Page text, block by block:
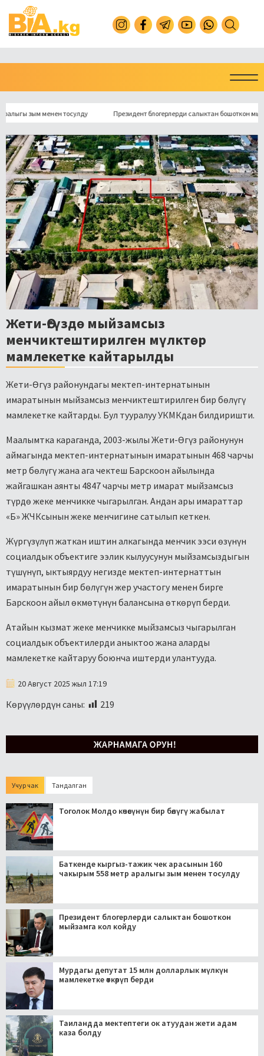
зым менен тосулду Президент блогерлерди салыктан бошоткон мыйзамга
Жети-Өгүздө мыйзамсыз
менчиктештирилген мүлктөр
мамлекетке кайтарылды
Жети-Өгүз районундагы мектеп-интернатынын
имаратынын мыйзамсыз менчиктештирилген бир бөлүгү
мамлекетке кайтарды. Бул тууралуу УКМКдан билдиришти.
Маалымтка караганда, 2003-жылы Жети-Өгүз районунун
аймагында мектеп-интернатынын имаратынын 468 чарчы
метр бөлүгү жана ага чектеш Барскоон айылында
жайгашкан аянты 4847 чарчы метр имарат мыйзамсыз
түрдө жеке менчикке чыгарылган. Андан ары имараттар
«Б» ЖЧКсынын жеке менчигине сатылып кеткен.
Жүргүзүлүп жаткан иштин алкагында менчик ээси өзүнүн
социалдык объектиге ээлик кылуусунун мыйзамсыздыгын
түшүнүп, ыктыярдуу негизде мектеп-интернаттын
имаратынын бир бөлүгүн жер участогу менен бирге
Барскоон айыл өкмөтүнүн балансына өткөрүп берди.
Атайын кызмат жеке менчикке мыйзамсыз чыгарылган
социалдык объектилерди аныктоо жана аларды
мамлекетке кайтаруу боюнча иштерди улантууда.
20 Август 2025 жыл 17:19
Көрүүлөрдүн саны: 219
Учур чак Тандалган
Тоголок Молдо көчөсүнүн бир бөлүгү жабылат
Баткенде кыргыз-тажик чек арасынын 160
чакырым 558 метр аралыгы зым менен тосулду
Президент блогерлерди салыктан бошоткон
мыйзамга кол койду
Мурдагы депутат 15 млн долларлык мүлкүн
мамлекетке өткөрүп берди
Таиландда мектептеги ок атуудан жети адам
каза болду